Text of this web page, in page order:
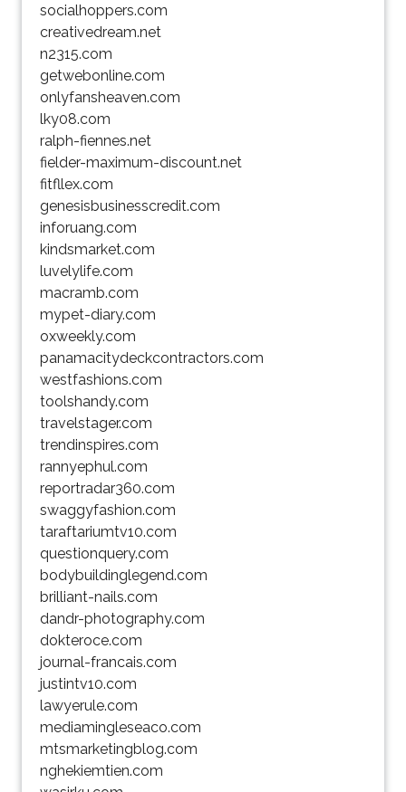
socialhoppers.com
creativedream.net
n2315.com
getwebonline.com
onlyfansheaven.com
lky08.com
ralph-fiennes.net
fielder-maximum-discount.net
fitfllex.com
genesisbusinesscredit.com
inforuang.com
kindsmarket.com
luvelylife.com
macramb.com
mypet-diary.com
oxweekly.com
panamacitydeckcontractors.com
westfashions.com
toolshandy.com
travelstager.com
trendinspires.com
rannyephul.com
reportradar360.com
swaggyfashion.com
taraftariumtv10.com
questionquery.com
bodybuildinglegend.com
brilliant-nails.com
dandr-photography.com
dokteroce.com
journal-francais.com
justintv10.com
lawyerule.com
mediamingleseaco.com
mtsmarketingblog.com
nghekiemtien.com